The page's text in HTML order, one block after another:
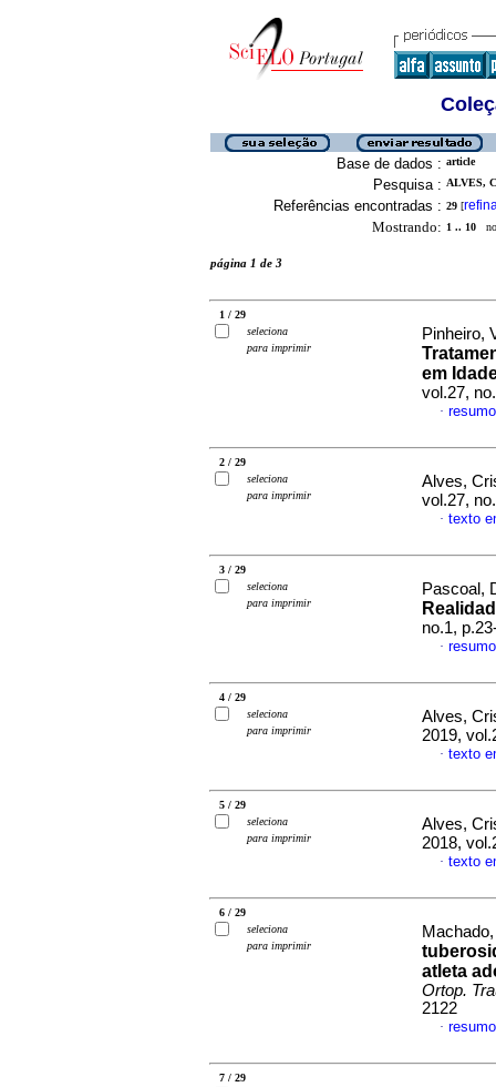
Base de dados : article
Pesquisa : ALVES,
Referências encontradas : 29 [
Mostrando: 1 .. 10
página 1 de 3
1 / 29
seleciona
para imprimir
Pinheiro,
em
vol.27,
·
2 / 29
seleciona
para imprimir
Alves,
vol.27,
· texto
3 / 29
seleciona
para imprimir
Pascoal,
no.1,
·
4 / 29
seleciona
para imprimir
Alves,
2019,
· texto
5 / 29
seleciona
para imprimir
Alves,
2018,
· texto
6 / 29
seleciona
para imprimir
atleta
Ortop.
2122
·
7 / 29